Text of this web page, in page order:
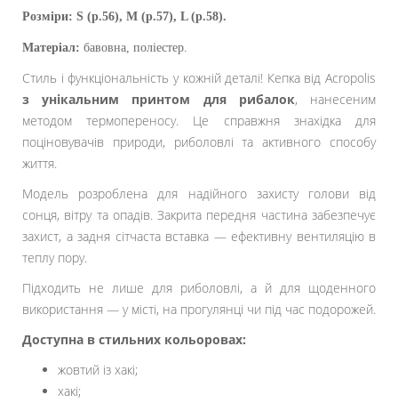
Розміри: S (р.56), M (р.57), L (р.58).
Матеріал: бавовна, поліеcтер.
Стиль і функціональність у кожній деталі! Кепка від Acropolis
з унікальним принтом для рибалок, нанесеним
методом термопереносу. Це справжня знахідка для
поціновувачів природи, риболовлі та активного способу
життя.
Модель розроблена для надійного захисту голови від
сонця, вітру та опадів. Закрита передня частина забезпечує
захист, а задня сітчаста вставка — ефективну вентиляцію в
теплу пору.
Підходить не лише для риболовлі, а й для щоденного
використання — у місті, на прогулянці чи під час подорожей.
Доступна в стильних кольоровах:
жовтий із хакі;
хакі;